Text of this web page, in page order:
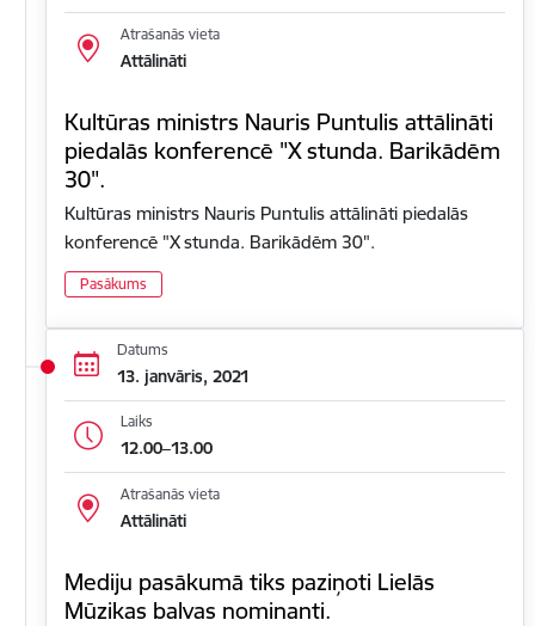
Atrašanās vieta
Attālināti
Kultūras ministrs Nauris Puntulis attālināti
piedalās konferencē "X stunda. Barikādēm
30".
Kultūras ministrs Nauris Puntulis attālināti piedalās
konferencē "X stunda. Barikādēm 30".
Pasākums
Datums
13. janvāris, 2021
Laiks
12.00–13.00
Atrašanās vieta
Attālināti
Mediju pasākumā tiks paziņoti Lielās
Mūzikas balvas nominanti.